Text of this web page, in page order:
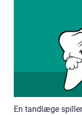
En tandlæge